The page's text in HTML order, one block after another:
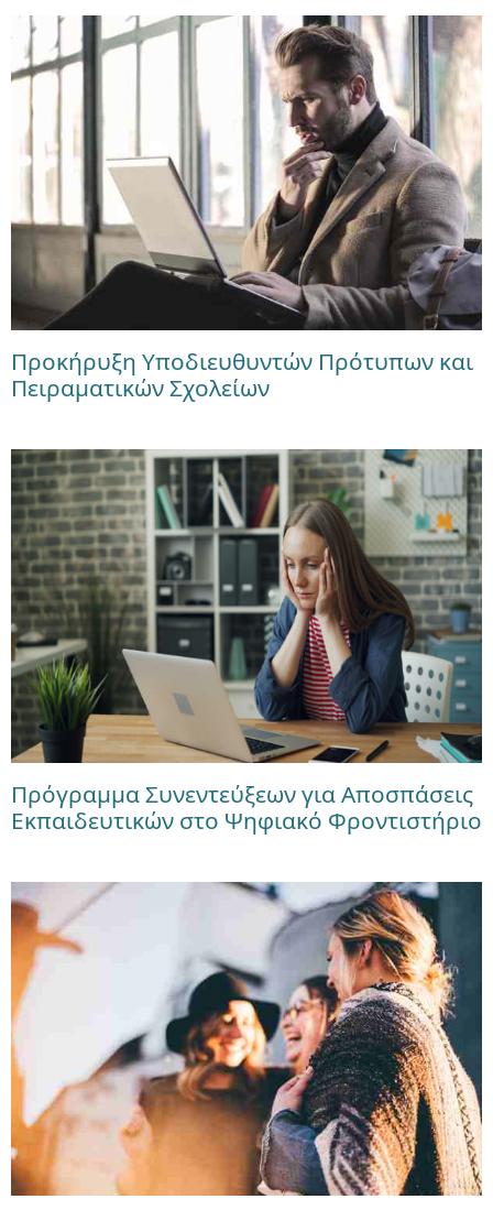
Προκήρυξη Υποδιευθυντών Πρότυπων και
Πειραματικών Σχολείων
Πρόγραμμα Συνεντεύξεων για Αποσπάσεις
Εκπαιδευτικών στο Ψηφιακό Φροντιστήριο